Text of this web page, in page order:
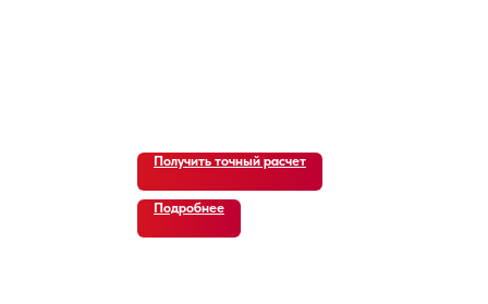
Получить точный расчет
Подробнее